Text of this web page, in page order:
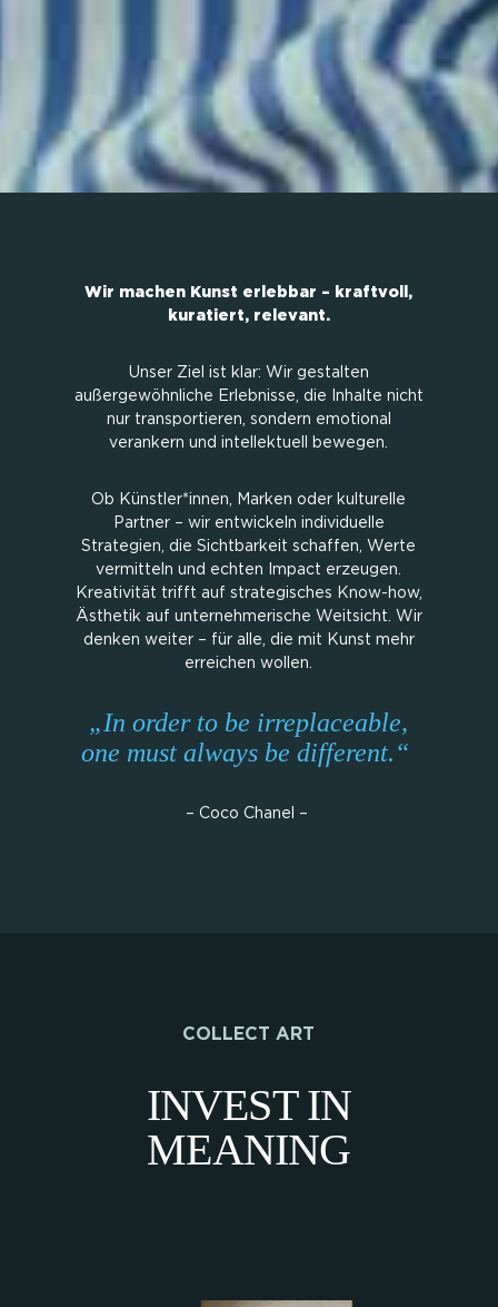
Wir machen Kunst erlebbar – kraftvoll,
kuratiert, relevant.
Unser Ziel ist klar: Wir gestalten
außergewöhnliche Erlebnisse, die Inhalte nicht
nur transportieren, sondern emotional
verankern und intellektuell bewegen.
Ob Künstler*innen, Marken oder kulturelle
Partner – wir entwickeln individuelle
Strategien, die Sichtbarkeit schaffen, Werte
vermitteln und echten Impact erzeugen.
Kreativität trifft auf strategisches Know-how,
Ästhetik auf unternehmerische Weitsicht. Wir
denken weiter – für alle, die mit Kunst mehr
erreichen wollen.
„In order to be irreplaceable,
one must always be different.“
– Coco Chanel –
COLLECT ART
INVEST IN
MEANING